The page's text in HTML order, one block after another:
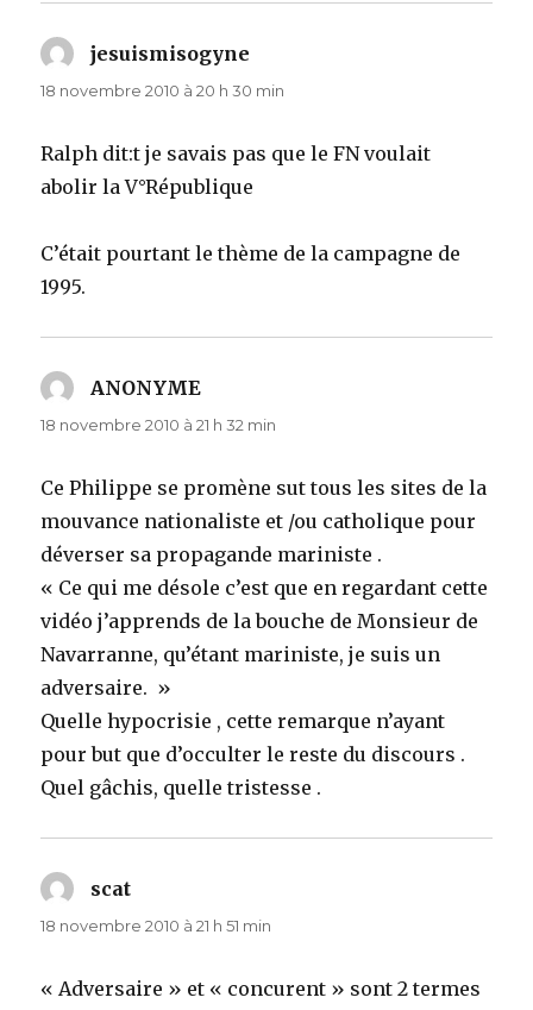
jesuismisogyne
18 novembre 2010 à 20 h 30 min
Ralph dit:t je savais pas que le FN voulait
abolir la V°République
C’était pourtant le thème de la campagne de
1995.
ANONYME
18 novembre 2010 à 21 h 32 min
Ce Philippe se promène sut tous les sites de la
mouvance nationaliste et /ou catholique pour
déverser sa propagande mariniste .
« Ce qui me désole c’est que en regardant cette
vidéo j’apprends de la bouche de Monsieur de
Navarranne, qu’étant mariniste, je suis un
adversaire. »
Quelle hypocrisie , cette remarque n’ayant
pour but que d’occulter le reste du discours .
Quel gâchis, quelle tristesse .
scat
18 novembre 2010 à 21 h 51 min
« Adversaire » et « concurent » sont 2 termes